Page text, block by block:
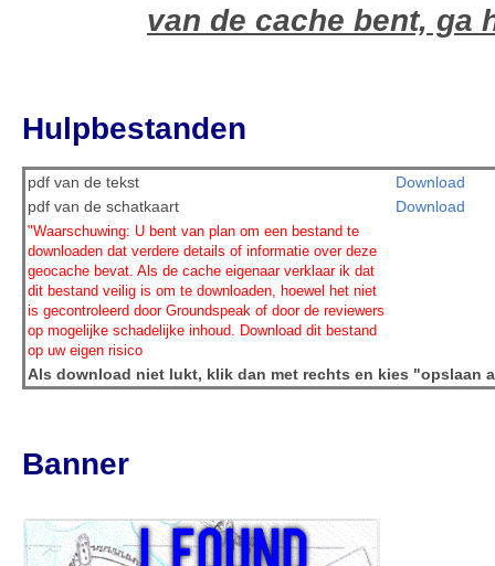
van de cache bent, ga
Hulpbestanden
pdf van de tekst
Download
pdf van de schatkaart
Download
"Waarschuwing: U bent van plan om een bestand te
downloaden dat verdere details of informatie over deze
geocache bevat. Als de cache eigenaar verklaar ik dat
dit bestand veilig is om te downloaden, hoewel het niet
is gecontroleerd door Groundspeak of door de reviewers
op mogelijke schadelijke inhoud. Download dit bestand
op uw eigen risico
Als download niet lukt, klik dan met rechts en kies "opslaan
Banner